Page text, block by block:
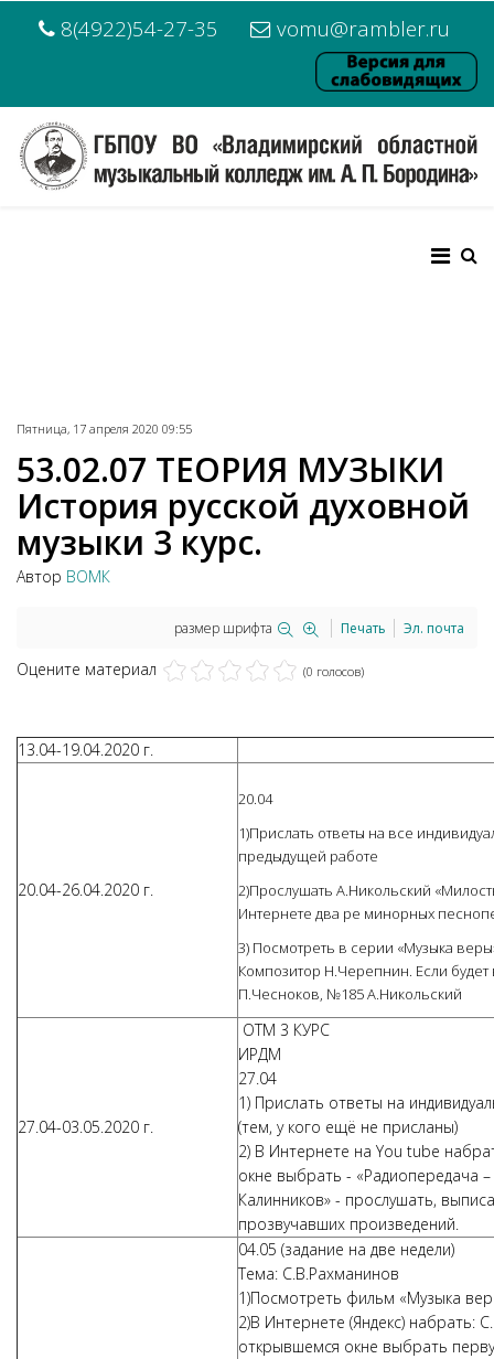
8(4922)54-27-35 vomu@rambler.ru
Пятница, 17 апреля 2020 09:55
53.02.07 ТЕОРИЯ МУЗЫКИ
История русской духовной
музыки 3 курс.
Автор ВОМК
размер шрифта Печать Эл. почта
Оцените материал (0 голосов)
13.04-19.04.2020 г.
20.04-26.04.2020 г.
20.04
1)Прислать ответы на все
предыдущей работе
2)Прослушать А.Никольский
Интернете два ре минорных
3) Посмотреть в серии «Музыка
Композитор Н.Черепнин. Если
П.Чесноков, №185 А.Никольский
27.04-03.05.2020 г.
ОТМ 3 КУРС
ИРДМ
27.04
1) Прислать ответы на
(тем, у кого ещё не присланы)
2) В Интернете на You tube
окне выбрать - «Радиопередача –
Калинников» - прослушать,
прозвучавших произведений.
04.05 (задание на две недели)
Тема: С.В.Рахманинов
1)Посмотреть фильм «Музыка
2)В Интернете (Яндекс) набрать:
открывшемся окне выбрать